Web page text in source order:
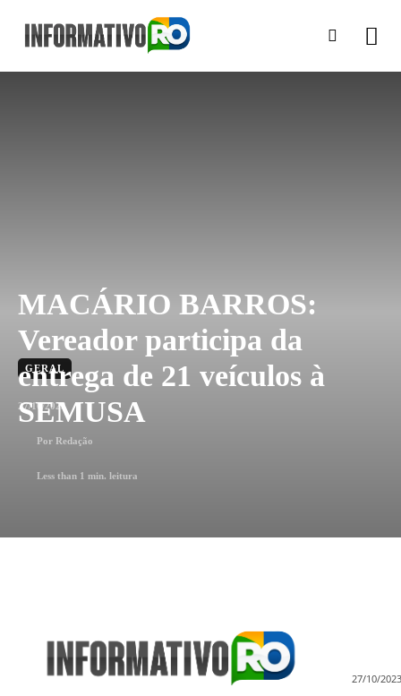
MACÁRIO BARROS:
Vereador participa da
entrega de 21 veículos à
SEMUSA
GERAL
27/10/2023
Por Redação
Less than 1 min. leitura
27/10/2023